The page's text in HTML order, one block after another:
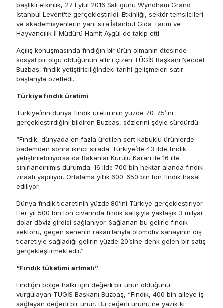
başlıklı etkinlik, 27 Eylül 2016 Salı günü Wyndham Grand
İstanbul Levent’te gerçekleştirildi. Etkinliği, sektör temsilcileri
ve akademisyenlerin yanı sıra İstanbul Gıda Tarım ve
Hayvancılık İl Müdürü Hamit Aygül de takip etti.
Açılış konuşmasında fındığın bir ürün olmanın ötesinde
sosyal bir olgu olduğunun altını çizen TÜGİS Başkanı Necdet
Buzbaş, fındık yetiştiriciliğindeki tarihi gelişmeleri satır
başlarıyla özetledi.
Türkiye fındık üretimi
Türkiye’nin dünya fındık üretiminin yüzde 70-75’ini
gerçekleştirdiğini bildiren Buzbaş, sözlerini şöyle sürdürdü:
“Fındık, dünyada en fazla üretilen sert kabuklu ürünlerde
bademden sonra ikinci sırada. Türkiye’de 43 ilde fındık
yetiştirilebiliyorsa da Bakanlar Kurulu Kararı ile 16 ille
sınırlandırılmış durumda. 16 ilde 700 bin hektar alanda fındık
ziraati yapılıyor. Ortalama yıllık 600-650 bin ton fındık hasat
ediliyor.
Dünya fındık ticaretinin yüzde 80’ini Türkiye gerçekleştiriyor.
Her yıl 500 bin ton civarında fındık satışıyla yaklaşık 3 milyar
dolar döviz girdisi sağlanıyor. Sağlanan bu gelirle fındık
sektörü, geçen senenin rakamlarıyla otomotiv sanayinin dış
ticaretiyle sağladığı gelirin yüzde 20’sine denk gelen bir satış
gerçekleştirmektedir.”
“Fındık tüketimi artmalı”
Fındığın bölge halkı için değerli bir ürün olduğunu
vurgulayan TÜGİS Başkanı Buzbaş, “Fındık, 400 bin aileye iş
sağlayan değerli bir ürün. Bu değerli ürünü ne yazık ki